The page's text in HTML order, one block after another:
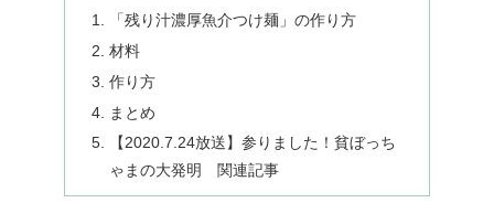
「残り汁濃厚魚介つけ麺」の作り方
材料
作り方
まとめ
【2020.7.24放送】参りました！貧ぼっち
ゃまの大発明 関連記事